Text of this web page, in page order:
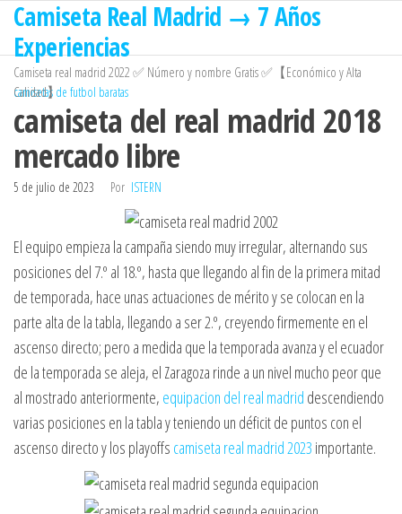
Saltar
contenido
Camiseta Real Madrid → 7 Años
Experiencias
Camiseta real madrid 2022 ✅ Número y nombre Gratis ✅【Económico y Alta
Calidad】
camisetas de futbol baratas
camiseta del real madrid 2018
mercado libre
5 de julio de 2023 Por ISTERN
El equipo empieza la campaña siendo muy irregular, alternando sus
posiciones del 7.º al 18.º, hasta que llegando al fin de la primera mitad
de temporada, hace unas actuaciones de mérito y se colocan en la
parte alta de la tabla, llegando a ser 2.º, creyendo firmemente en el
ascenso directo; pero a medida que la temporada avanza y el ecuador
de la temporada se aleja, el Zaragoza rinde a un nivel mucho peor que
al mostrado anteriormente, equipacion del real madrid descendiendo
varias posiciones en la tabla y teniendo un déficit de puntos con el
ascenso directo y los playoffs camiseta real madrid 2023 importante.